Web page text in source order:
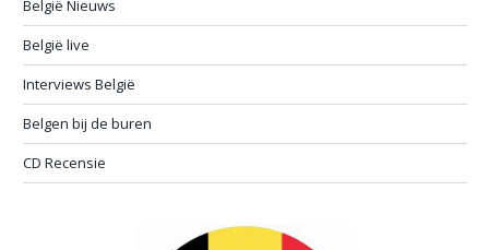
België Nieuws
België live
Interviews België
Belgen bij de buren
CD Recensie